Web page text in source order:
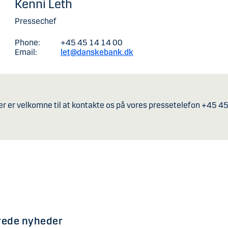
Kenni Leth
Pressechef
Phone:
+45 45 14 14 00
Email:
let@danskebank.dk
er velkomne til at kontakte os på vores pressetelefon +45
nyheder